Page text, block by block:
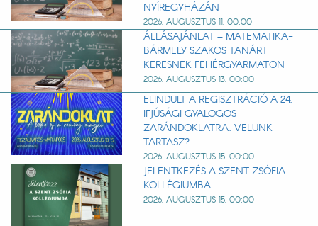
NYÍREGYHÁZÁN
2026. AUGUSZTUS 11. 00:00
ÁLLÁSAJÁNLAT – MATEMATIKA-
BÁRMELY SZAKOS TANÁRT
KERESNEK FEHÉRGYARMATON
2026. AUGUSZTUS 13. 00:00
ELINDULT A REGISZTRÁCIÓ A 24.
IFJÚSÁGI GYALOGOS
ZARÁNDOKLATRA. VELÜNK
TARTASZ?
2026. AUGUSZTUS 15. 00:00
JELENTKEZÉS A SZENT ZSÓFIA
KOLLÉGIUMBA
2026. AUGUSZTUS 15. 00:00